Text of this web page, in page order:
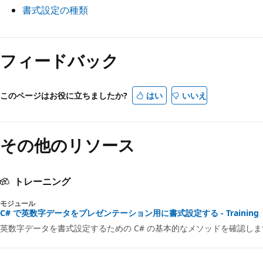
書式設定の種類
フィードバック
このページはお役に立ちましたか? はい いいえ
その他のリソース
トレーニング
モジュール
C# で英数字データをプレゼンテーション用に書式設定する - Training
英数字データを書式設定するための C# の基本的なメソッドを確認し